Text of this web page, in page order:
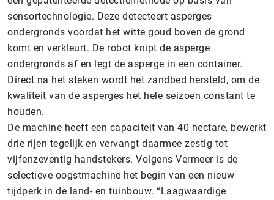
sensortechnologie. Deze detecteert asperges
ondergronds voordat het witte goud boven de grond
komt en verkleurt. De robot knipt de asperge
ondergronds af en legt de asperge in een container.
Direct na het steken wordt het zandbed hersteld, om de
kwaliteit van de asperges het hele seizoen constant te
houden.
De machine heeft een capaciteit van 40 hectare, bewerkt
drie rijen tegelijk en vervangt daarmee zestig tot
vijfenzeventig handstekers. Volgens Vermeer is de
selectieve oogstmachine het begin van een nieuw
tijdperk in de land- en tuinbouw. “Laagwaardige